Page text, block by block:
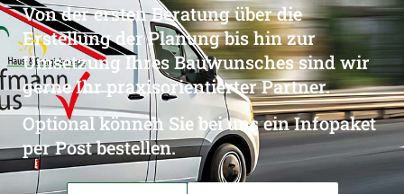
Von der ersten Beratung über die
Erstellung der Planung bis hin zur
Umsetzung Ihres Bauwunsches sind wir
gerne Ihr praxisorientierter Partner.
Optional können Sie bei uns ein Infopaket
per Post bestellen.